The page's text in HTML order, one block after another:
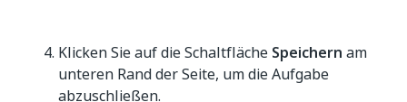
Klicken Sie auf die Schaltfläche Speichern am
unteren Rand der Seite, um die Aufgabe
abzuschließen.